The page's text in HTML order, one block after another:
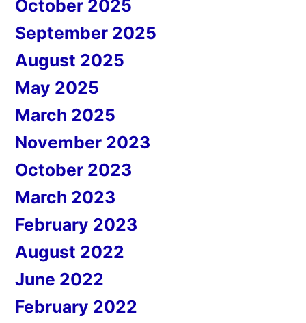
October 2025
September 2025
August 2025
May 2025
March 2025
November 2023
October 2023
March 2023
February 2023
August 2022
June 2022
February 2022